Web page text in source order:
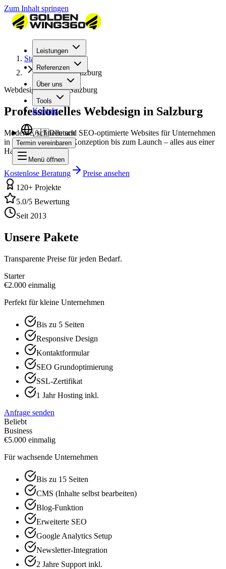
Zum Inhalt springen
Leistungen
Referenzen
Über uns
Tools
Kontakt
🇦🇹Deutsch
Termin vereinbaren
Menü öffnen
Startseite
Webdesign Salzburg
Webdesign Agentur Salzburg
Professionelles Webdesign in Salzburg
Moderne, schnelle und SEO-optimierte Websites für Unternehmen
in Salzburg. Von der Konzeption bis zum Launch – alles aus einer
Hand.
Kostenlose Beratung
Preise ansehen
120+ Projekte
5.0/5 Bewertung
Seit 2013
Unsere Pakete
Transparente Preise für jeden Bedarf.
Starter
€2.000 einmalig
Perfekt für kleine Unternehmen
Bis zu 5 Seiten
Responsive Design
Kontaktformular
SEO Grundoptimierung
SSL-Zertifikat
1 Jahr Hosting inkl.
Anfrage senden
Beliebt
Business
€5.000 einmalig
Für wachsende Unternehmen
Bis zu 15 Seiten
CMS (Inhalte selbst bearbeiten)
Blog-Funktion
Erweiterte SEO
Google Analytics Setup
Newsletter-Integration
2 Jahre Support inkl.